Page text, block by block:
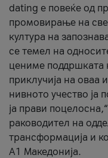
dating е повеќе од
промовирање на
култура на
се темел на
цениме поддршката
приклучија на оваа
нивното учество ја
ја прави
раководител на
трансформација и
А1 Македонија.